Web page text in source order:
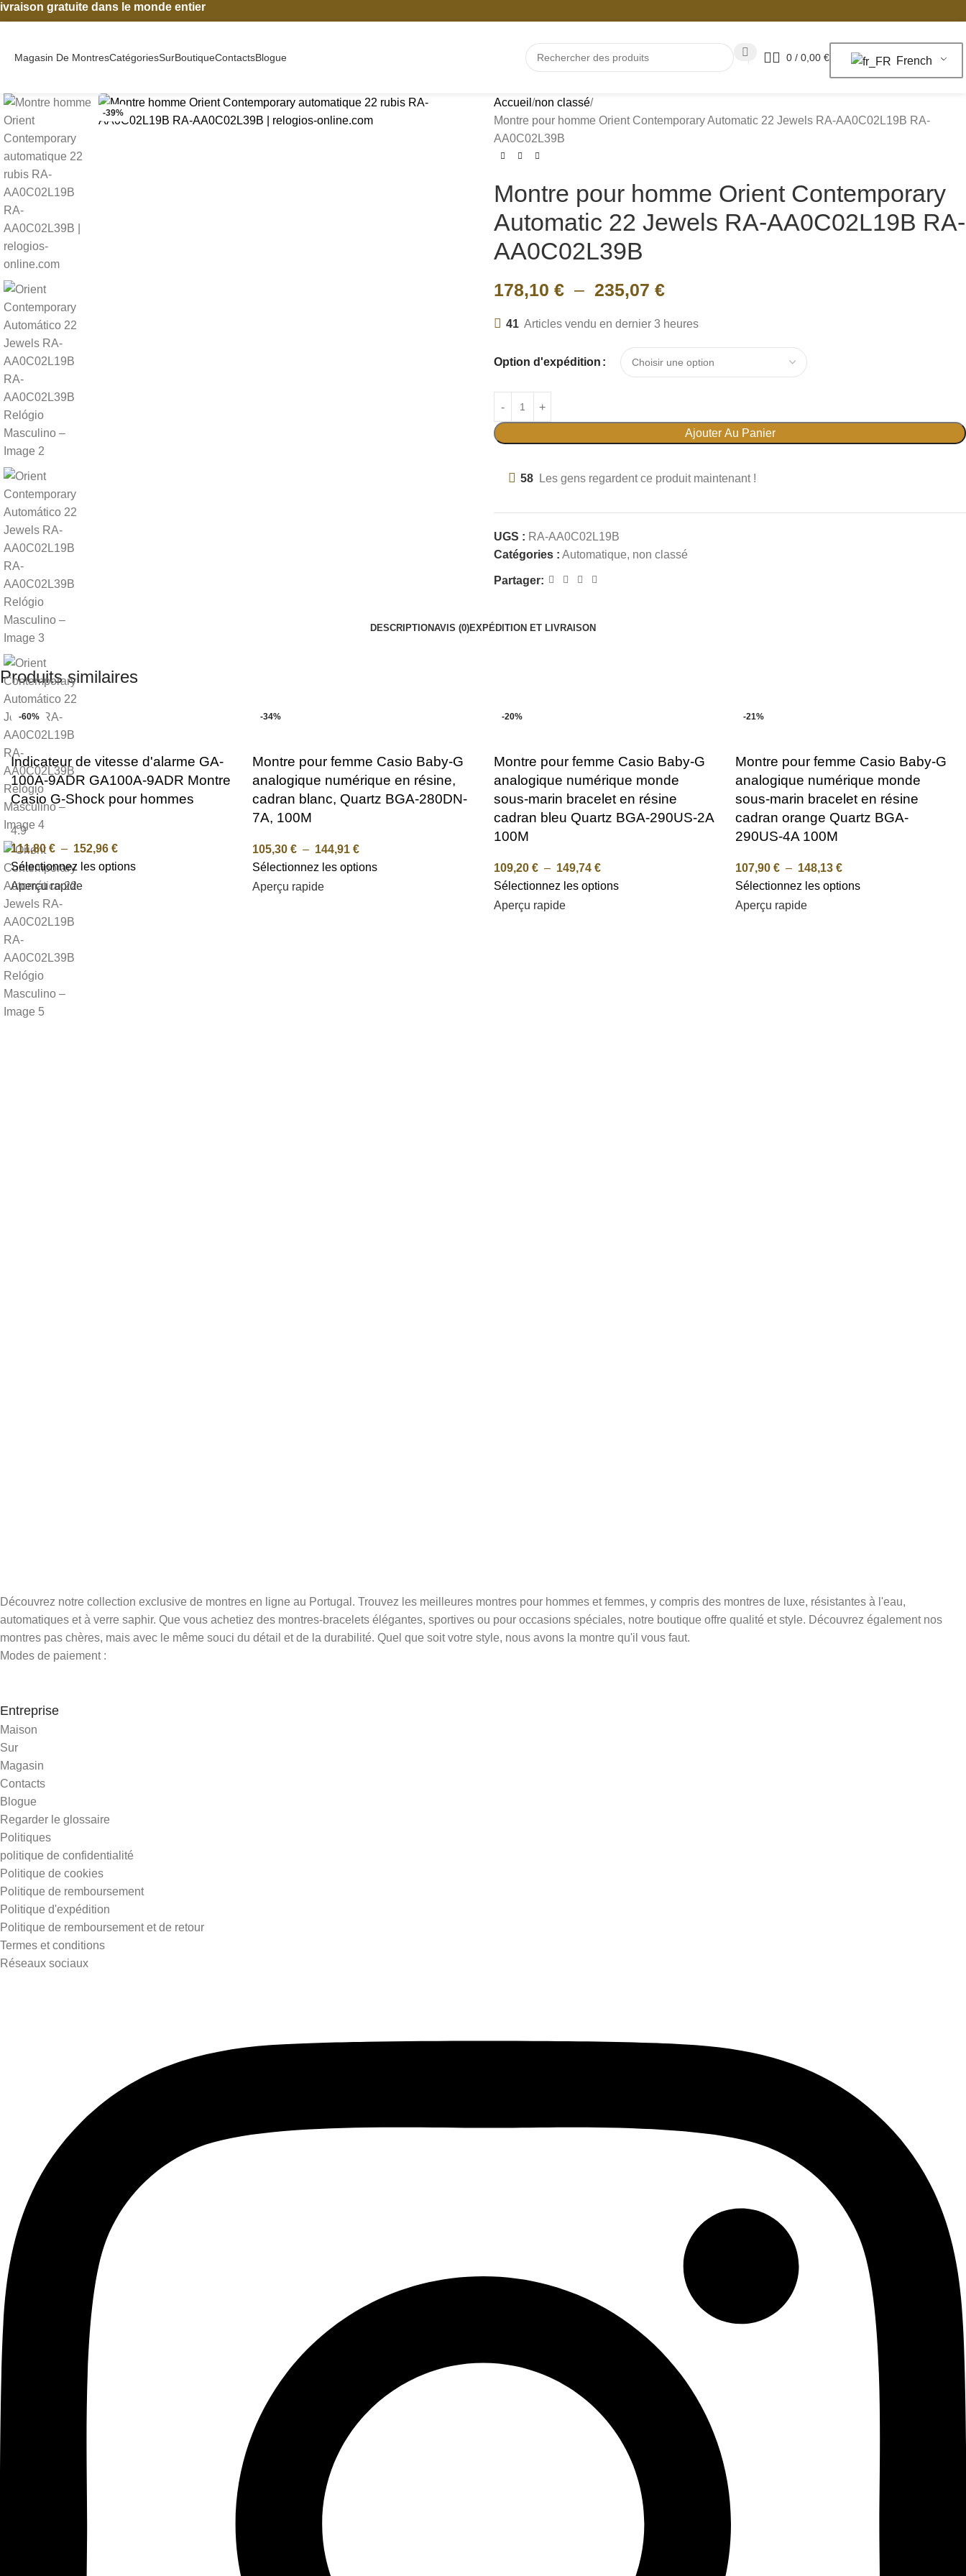
gratuite dans le monde entier
Magasin De MontresCatégoriesSurBoutiqueContactsBlogue 0 / 0,00 € French
-39%
Accueil non classé
Montre pour homme Orient Contemporary Automatic 22 Jewels RA-AA0C02L19B RA-
AA0C02L39B
Montre pour homme Orient Contemporary
Automatic 22 Jewels RA-AA0C02L19B RA-
AA0C02L39B
178,10 € – 235,07 €
41 Articles vendu en dernier 3 heures
Option d'expédition
Ajouter Au Panier
58 Les gens regardent ce produit maintenant !
UGS : RA-AA0C02L19B
Catégories : Automatique, non classé
Partager:
DESCRIPTIONAVIS (0)EXPÉDITION ET LIVRAISON
Produits similaires
-60%
Indicateur de vitesse d'alarme GA-
100A-9ADR GA100A-9ADR Montre
Casio G-Shock pour hommes
4.9
111,80€ – 152,96 €
Sélectionnez les options
Aperçu rapide
-34%
Montre pour femme Casio Baby-G
analogique numérique en résine,
cadran blanc, Quartz BGA-280DN-
7A, 100M
105,30 € – 144,91 €
Sélectionnez les options
Aperçu rapide
-20%
Montre pour femme Casio Baby-G
analogique numérique monde
sous-marin bracelet en résine
cadran bleu Quartz BGA-290US-2A
100M
109,20 € – 149,74 €
Sélectionnez les options
Aperçu rapide
-21%
Montre pour femme Casio Baby-G
analogique numérique monde
sous-marin bracelet en résine
cadran orange Quartz BGA-
290US-4A 100M
107,90 € – 148,13 €
Sélectionnez les options
Aperçu rapide
Découvrez notre collection exclusive de montres en ligne au Portugal. Trouvez les meilleures montres pour hommes et femmes, y compris des montres de luxe, résistantes à l'eau,
automatiques et à verre saphir. Que vous achetiez des montres-bracelets élégantes, sportives ou pour occasions spéciales, notre boutique offre qualité et style. Découvrez également nos
montres pas chères, mais avec le même souci du détail et de la durabilité. Quel que soit votre style, nous avons la montre qu'il vous faut.
Modes de paiement :
Entreprise
Maison
Sur
Magasin
Contacts
Blogue
Regarder le glossaire
Politiques
politique de confidentialité
Politique de cookies
Politique de remboursement
Politique d'expédition
Politique de remboursement et de retour
Termes et conditions
Réseaux sociaux